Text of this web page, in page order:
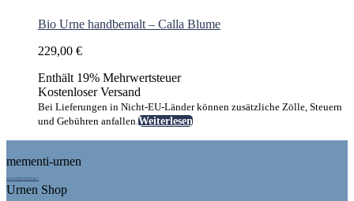
Bio Urne handbemalt – Calla Blume
229,00 €
Enthält 19% Mehrwertsteuer
Kostenloser Versand
Bei Lieferungen in Nicht-EU-Länder können zusätzliche Zölle, Steuern
und Gebühren anfallen.Weiterlesen
mementi-urnen
AUSGEZEICHNET.ORG
Urnen Shop